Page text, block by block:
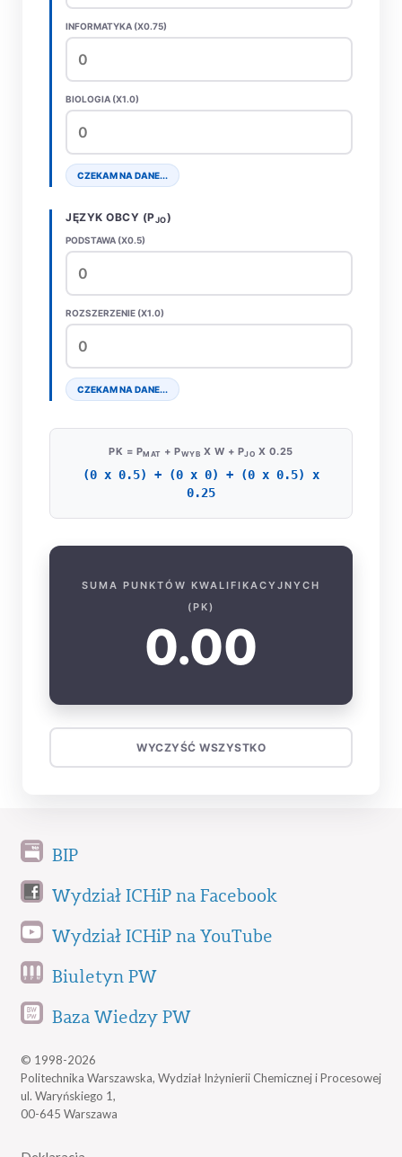
INFORMATYKA (X0.75)
BIOLOGIA (X1.0)
CZEKAM NA DANE...
JĘZYK OBCY (PJO)
PODSTAWA (X0.5)
ROZSZERZENIE (X1.0)
CZEKAM NA DANE...
PK = PMAT + PWYB X W + PJO X 0.25
(0 x 0.5) + (0 x 0) + (0 x 0.5) x
0.25
SUMA PUNKTÓW KWALIFIKACYJNYCH
(PK)
0.00
WYCZYŚĆ WSZYSTKO
BIP
Wydział ICHiP na Facebook
Wydział ICHiP na YouTube
Biuletyn PW
Baza Wiedzy PW
© 1998-2026
Politechnika Warszawska, Wydział Inżynierii Chemicznej i Procesowej
ul. Waryńskiego 1,
00-645 Warszawa